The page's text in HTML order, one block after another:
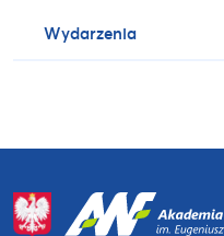
Wydarzenia